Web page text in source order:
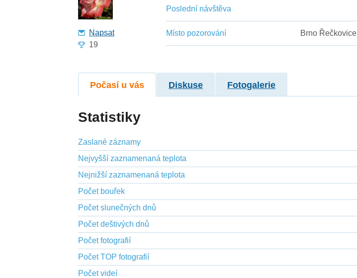
Napsat
19
Poslední návštěva
Místo pozorování Brno Řečkovice
Počasí u vás Diskuse Fotogalerie
Statistiky
Zaslané záznamy
Nejvyšší zaznamenaná teplota
Nejnižší zaznamenaná teplota
Počet bouřek
Počet slunečných dnů
Počet deštivých dnů
Počet fotografií
Počet TOP fotografií
Počet videí